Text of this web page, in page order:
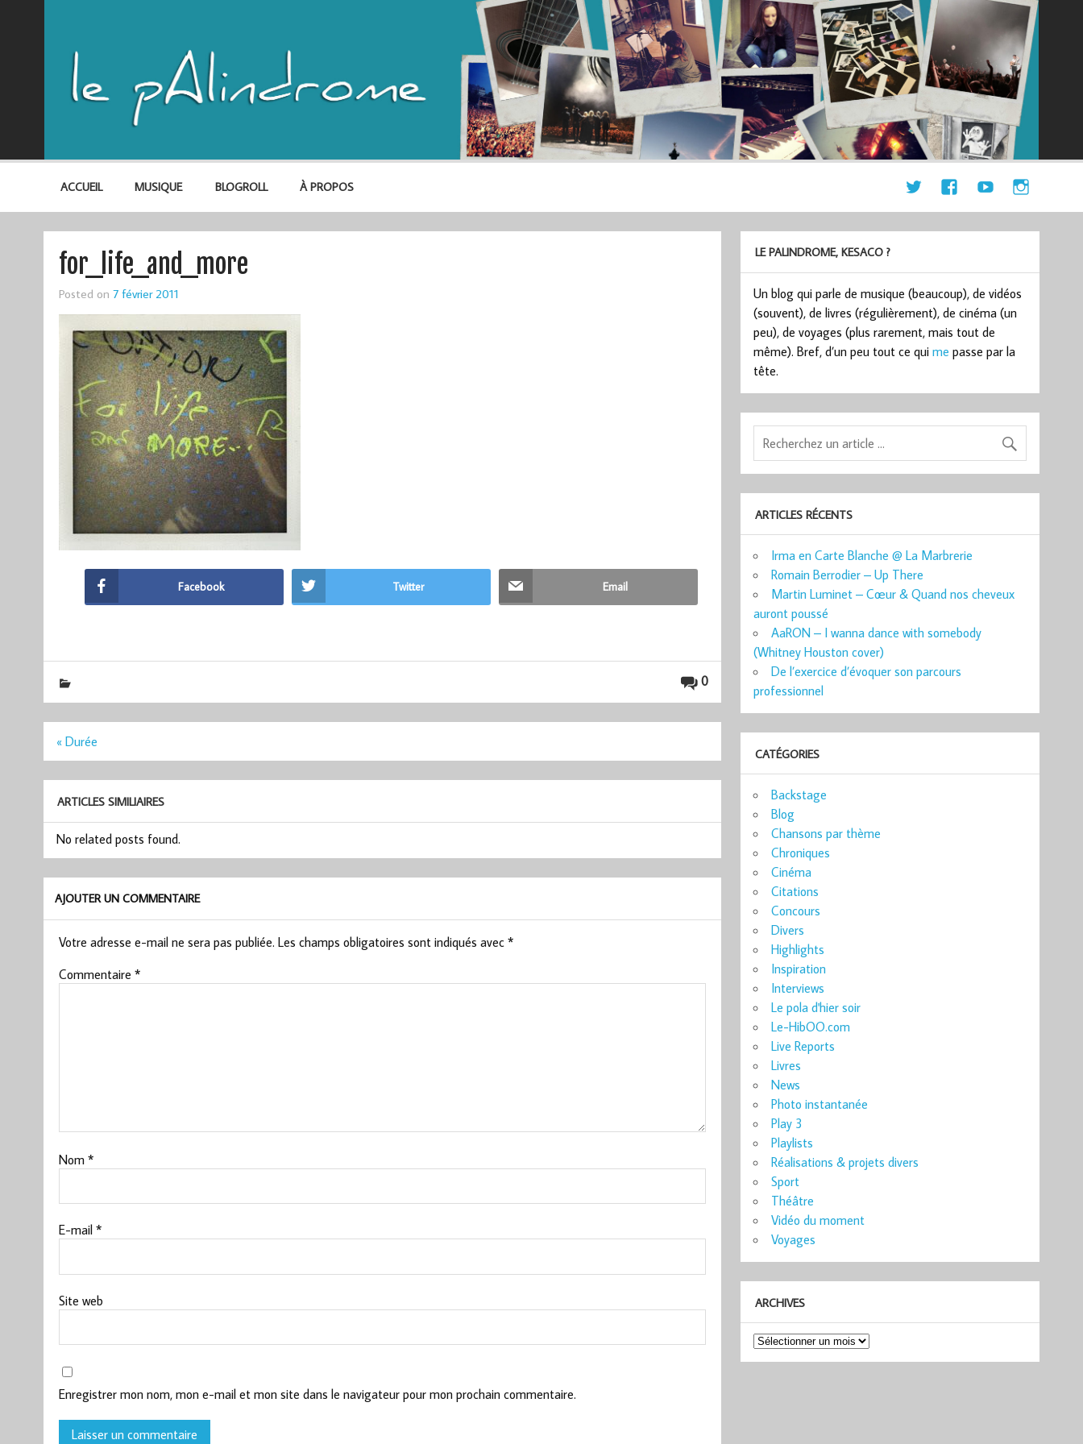
ACCUEIL MUSIQUE BLOGROLL À PROPOS
for_life_and_more
Posted on 7 février 2011
Facebook Twitter Email
0
Navigation
« Durée
ARTICLES SIMILIAIRES
No related posts found.
AJOUTER UN COMMENTAIRE
Votre adresse e-mail ne sera pas publiée. Les champs obligatoires sont indiqués avec *
Commentaire *
Nom *
E-mail *
Site web
Enregistrer mon nom, mon e-mail et mon site dans le navigateur pour mon prochain commentaire.
LE PALINDROME, KESACO ?
Un blog qui parle de musique (beaucoup), de vidéos
(souvent), de livres (régulièrement), de cinéma (un
peu), de voyages (plus rarement, mais tout de
même). Bref, d’un peu tout ce quime passe par la
tête.
ARTICLES RÉCENTS
Irma en Carte Blanche @ La Marbrerie
Romain Berrodier – Up There
Martin Luminet – Cœur & Quand nos cheveux
auront poussé
AaRON – I wanna dance with somebody
(Whitney Houston cover)
De l’exercice d’évoquer son parcours
professionnel
CATÉGORIES
Backstage
Blog
Chansons par thème
Chroniques
Cinéma
Citations
Concours
Divers
Highlights
Inspiration
Interviews
Le pola d'hier soir
Le-HibOO.com
Live Reports
Livres
News
Photo instantanée
Play 3
Playlists
Réalisations & projets divers
Sport
Théâtre
Vidéo du moment
Voyages
ARCHIVES
Archives